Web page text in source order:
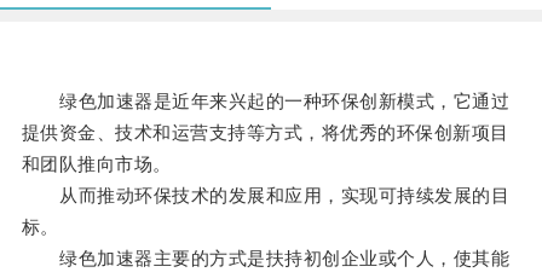
绿色加速器是近年来兴起的一种环保创新模式，它通过
提供资金、技术和运营支持等方式，将优秀的环保创新项目
和团队推向市场。
从而推动环保技术的发展和应用，实现可持续发展的目
标。
绿色加速器主要的方式是扶持初创企业或个人，使其能